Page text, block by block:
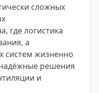
сложных
где логистика
а
систем жизненно
решения
и